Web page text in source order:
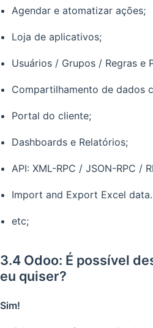
Agendar e atomatizar ações;
Loja de aplicativos;
Usuários / Grupos / Regras e
Compartilhamento de dados
Portal do cliente;
Dashboards e Relatórios;
API: XML-RPC / JSON-RPC /
Import and Export Excel data.
etc;
3.4 Odoo: É possível
eu quiser?
Sim!